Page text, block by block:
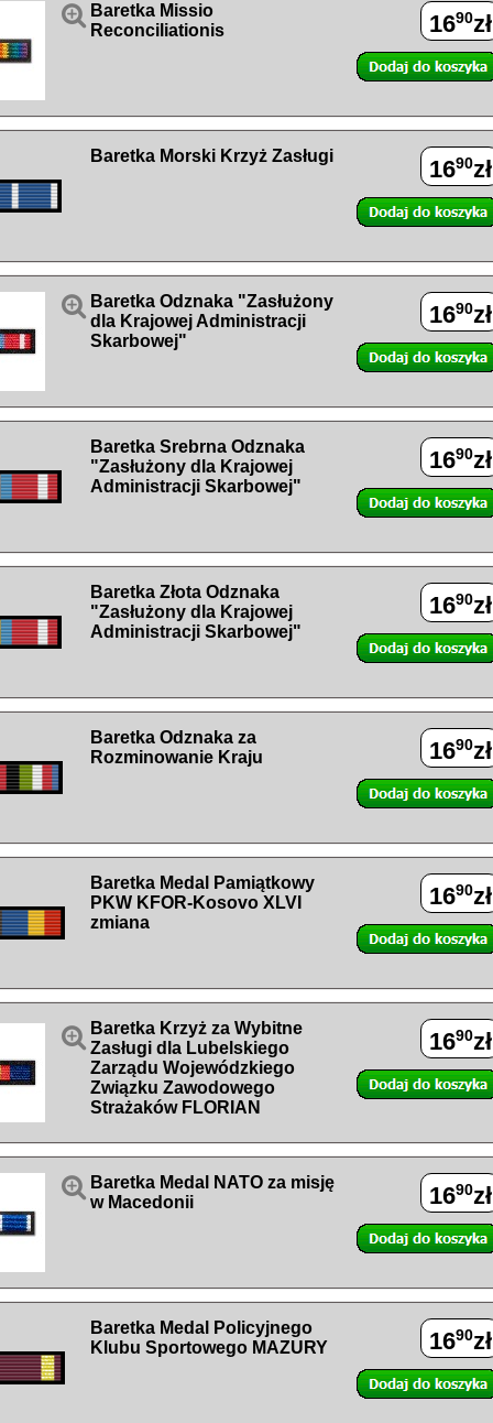
 Baretka Missio
Reconciliationis
1690zł
Baretka Morski Krzyż Zasługi 1690zł
 Baretka Odznaka "Zasłużony
dla Krajowej Administracji
Skarbowej"
1690zł
Baretka Srebrna Odznaka
"Zasłużony dla Krajowej
Administracji Skarbowej"
1690zł
Baretka Złota Odznaka
"Zasłużony dla Krajowej
Administracji Skarbowej"
1690zł
Baretka Odznaka za
Rozminowanie Kraju
1690zł
Baretka Medal Pamiątkowy
PKW KFOR-Kosovo XLVI
zmiana
1690zł
 Baretka Krzyż za Wybitne
Zasługi dla Lubelskiego
Zarządu Wojewódzkiego
Związku Zawodowego
Strażaków FLORIAN
1690zł
 Baretka Medal NATO za misję
w Macedonii
1690zł
Baretka Medal Policyjnego
Klubu Sportowego MAZURY
1690zł